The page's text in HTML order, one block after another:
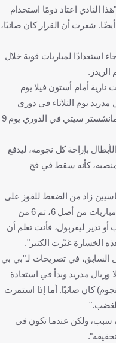
النادي اعتاد دومًا استخدام
شعرت أن القرار كان صائبًا،
استعدادًا لمباريات قوية خلال
جدولًا مرهقًا يتضمن 3 مباريات نارية أمام أستون فيلا يوم
يوم الثلاثاء في دوري
أبطال أوروبا، قبل أن يحل ضيفًا على الغريم مانشستر سيتي في الدوري يوم 9
بإراحة كل نجومه، ليدفع
كأنه سقط في فخ
زاد من الضغط للفوز على
أستون فيلا يوم السبت، قال "عندما تخسر 5 مباريات من أصل 6، ثم 6 من
أو تدير ليفربول، فأنت تعلم أن
الخسارة غيّرت الكثير".
السابق، في تصريحات لـ"بي بي
مدريد وبدأ في استعادة
كان صائبًا. أما إذا استمرت
سبب، ولكن عندما تكون في